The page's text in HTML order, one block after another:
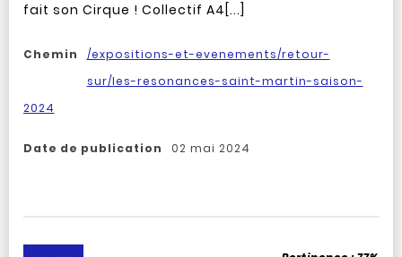
fait son Cirque ! Collectif A4[...]
Chemin
/expositions-et-evenements/retour-
sur/les-resonances-saint-martin-saison-
2024
Date de publication 02 mai 2024